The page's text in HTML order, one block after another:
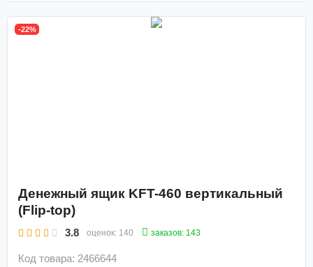
-22%
Денежный ящик KFT-460 вертикальный
(Flip-top)
3.8 оценок: 140 заказов: 143
Код товара: 2466644